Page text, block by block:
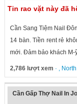
Tin rao vặt này đã
Cần Sang Tiệm Nail
14 bàn. Tiền rent rẻ
mới. Đảm bảo khách M-
2,786 lượt xem · ,
Cần Gấp Thợ Nail In